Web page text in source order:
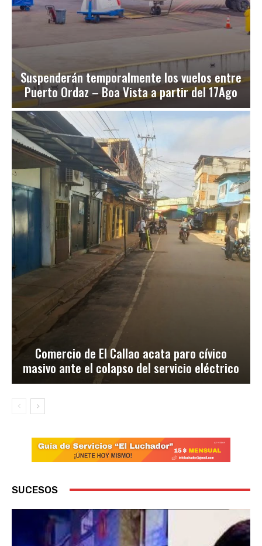
Suspenderán temporalmente los vuelos entre
Puerto Ordaz – Boa Vista a partir del 17Ago
Comercio de El Callao acata paro cívico
masivo ante el colapso del servicio eléctrico
SUCESOS